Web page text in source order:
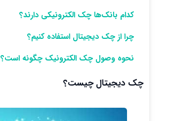
کدام بانک‌ها چک الکترونیکی دارند؟
چرا از چک دیجیتال استفاده کنیم؟
نحوه وصول چک الکترونیک چگونه است؟
چک دیجیتال چیست؟